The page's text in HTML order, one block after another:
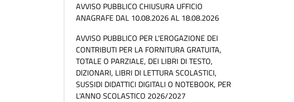
AVVISO PUBBLICO CHIUSURA UFFICIO
ANAGRAFE DAL 10.08.2026 AL 18.08.2026
AVVISO PUBBLICO PER L'EROGAZIONE DEI
CONTRIBUTI PER LA FORNITURA GRATUITA,
TOTALE O PARZIALE, DEI LIBRI DI TESTO,
DIZIONARI, LIBRI DI LETTURA SCOLASTICI,
SUSSIDI DIDATTICI DIGITALI O NOTEBOOK, PER
L'ANNO SCOLASTICO 2026/2027